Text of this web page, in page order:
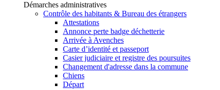
Démarches administratives
Contrôle des habitants & Bureau des étrangers
Attestations
Annonce perte badge déchetterie
Arrivée à Avenches
Carte d’identité et passeport
Casier judiciaire et registre des poursuites
Changement d'adresse dans la commune
Chiens
Départ